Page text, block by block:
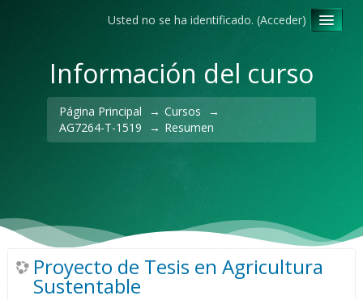
Usted no se ha identificado. (Acceder)
Información del curso
Página Principal → Cursos
→
AG7264-T-1519
→ Resumen
Proyecto de Tesis en Agricultura
Sustentable